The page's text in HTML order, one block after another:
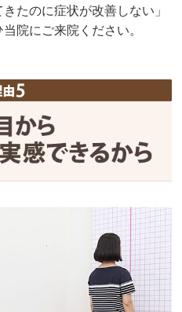
たのに症状が改善しない」
院にご来院ください。